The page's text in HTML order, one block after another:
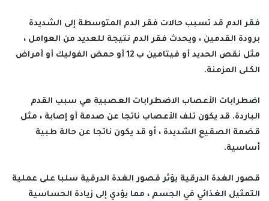
فقر الدم قد تسبب حالات فقر الدم المتوسطة إلى الشديدة
برودة القدمين ، ويحدث فقر الدم نتيجة للعديد من العوامل ،
مثل نقص الحديد أو فيتامين ب 12 أو حمض الفوليك أو أمراض
الكلى المزمنة.
اضطرابات الأعصاب الاضطرابات العصبية هي سبب القدم
الباردة. قد يكون تلف الأعصاب ناتجا عن صدمة أو إصابة ، مثل
قضمة الصقيع الشديدة ، أو قد يكون ناتجا عن حالة طبية
أساسية.
قصور الغدة الدرقية يؤثر قصور الغدة الدرقية سلبا على عملية
التمثيل الغذائي في الجسم ، مما يؤدي إلى زيادة الحساسية